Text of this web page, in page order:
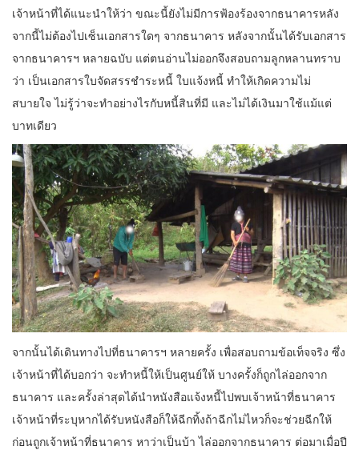
เจ้าหน้าที่ได้แนะนำให้ว่า ขณะนี้ยังไม่มีการฟ้องร้องจากธนาคารหลัง
จากนี้ไม่ต้องไปเซ็นเอกสารใดๆ จากธนาคาร หลังจากนั้นได้รับเอกสาร
จากธนาคารฯ หลายฉบับ แต่ตนอ่านไม่ออกจึงสอบถามลูกหลานทราบ
ว่า เป็นเอกสารใบจัดสรรชำระหนี้ ใบแจ้งหนี้ ทำให้เกิดความไม่
สบายใจ ไม่รู้ว่าจะทำอย่างไรกับหนี้สินที่มี และไม่ได้เงินมาใช้แม้แต่
บาทเดียว
จากนั้นได้เดินทางไปที่ธนาคารฯ หลายครั้ง เพื่อสอบถามข้อเท็จจริง ซึ่ง
เจ้าหน้าที่ได้บอกว่า จะทำหนี้ให้เป็นศูนย์ให้ บางครั้งก็ถูกไล่ออกจาก
ธนาคาร และครั้งล่าสุดได้นำหนังสือแจ้งหนี้ไปพบเจ้าหน้าที่ธนาคาร
เจ้าหน้าที่ระบุหากได้รับหนังสือก็ให้ฉีกทิ้งถ้าฉีกไม่ไหวก็จะช่วยฉีกให้
ก่อนถูกเจ้าหน้าที่ธนาคาร หาว่าเป็นบ้า ไล่ออกจากธนาคาร ต่อมาเมื่อปี